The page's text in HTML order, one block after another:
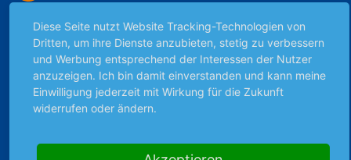
Schutz persönlicher Daten
Sicher mit SSL-Verschlüsselung
Diese Seite nutzt Website Tracking-Technologien von
Dritten, um ihre Dienste anzubieten, stetig zu verbessern
und Werbung entsprechend der Interessen der Nutzer
anzuzeigen. Ich bin damit einverstanden und kann meine
Einwilligung jederzeit mit Wirkung für die Zukunft
widerrufen oder ändern.